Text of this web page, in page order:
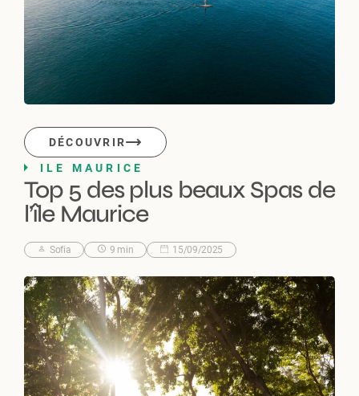
DÉCOUVRIR
ILE MAURICE
Top 5 des plus beaux Spas de
l’île Maurice
Sofia 9 min 15/09/2025